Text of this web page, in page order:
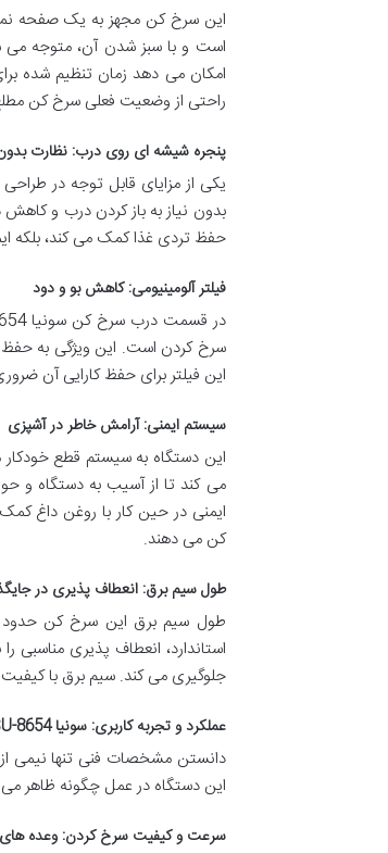
امکان می دهد زمان تنظیم شده
راحتی از وضعیت فعلی سرخ کن
پنجره شیشه ای روی درب: نظارت
یکی از مزایای قابل توجه در
بدون نیاز به باز کردن درب و کاهش
حفظ تردی غذا کمک می کند، بلکه
فیلتر آلومینیومی: کاهش بو و دود
سرخ کردن است. این ویژگی به حفظ
این فیلتر برای حفظ کارایی آن
سیستم ایمنی: آرامش خاطر در آشپزی
این دستگاه به سیستم قطع
می کند تا از آسیب به دستگاه و
ایمنی در حین کار با روغن داغ
کن می دهند.
طول سیم برق: انعطاف پذیری در
استاندارد، انعطاف پذیری مناسبی
جلوگیری می کند. سیم برق با کیفیت
عملکرد و تجربه کاربری: سونیا SU-8654 در عمل
این دستگاه در عمل چگونه ظاهر
سرعت و کیفیت سرخ کردن: وعده های